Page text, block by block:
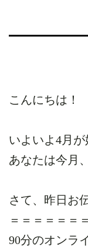
こんにちは！
いよいよ4月
あなたは今月
さて、昨日お
＝＝＝＝＝＝
90分のオンラ